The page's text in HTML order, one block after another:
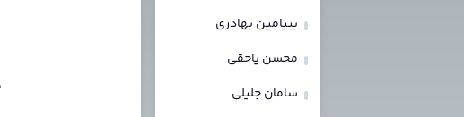
بنیامین بهادری
محسن یاحقی
سامان جلیلی